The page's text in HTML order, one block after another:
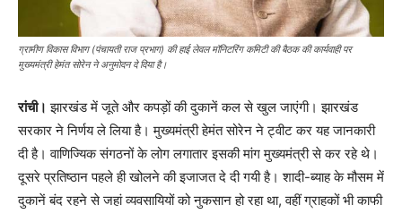
ग्रामीण विकास विभाग (पंचायती राज प्रभाग) की हाई लेवल मॉनिटरिंग कमिटी की बैठक की कार्यवाही पर
मुख्यमंत्री हेमंत सोरेन ने अनुमोदन दे दिया है।
रांची। झारखंड में जूते और कपड़ों की दुकानें कल से खुल जाएंगी। झारखंड
सरकार ने निर्णय ले लिया है। मुख्यमंत्री हेमंत सोरेन ने ट्वीट कर यह जानकारी
दी है। वाणिज्यिक संगठनों के लोग लगातार इसकी मांग मुख्यमंत्री से कर रहे थे।
दूसरे प्रतिष्ठान पहले ही खोलने की इजाजत दे दी गयी है। शादी-ब्याह के मौसम में
दुकानें बंद रहने से जहां व्यवसायियों को नुकसान हो रहा था, वहीं ग्राहकों भी काफी